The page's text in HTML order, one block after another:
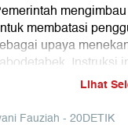
membatasi
upaya
Instruksi
(22/8) hingga waktu
Sejumlah ASN
diterapkan.
Lihat
Fauziah - 20DETIK